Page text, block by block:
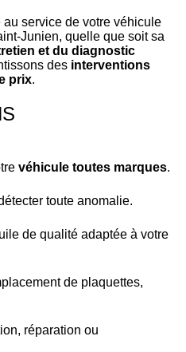
service de votre véhicule
Junien, quelle que soit sa
et du diagnostic
des interventions
prix.
véhicule toutes marques.
toute anomalie.
de qualité adaptée à votre
de plaquettes,
réparation ou